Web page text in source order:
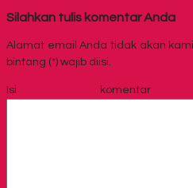
Silahkan tulis komentar Anda
Alamat email Anda tidak akan
bintang (*) wajib diisi.
Isi komentar